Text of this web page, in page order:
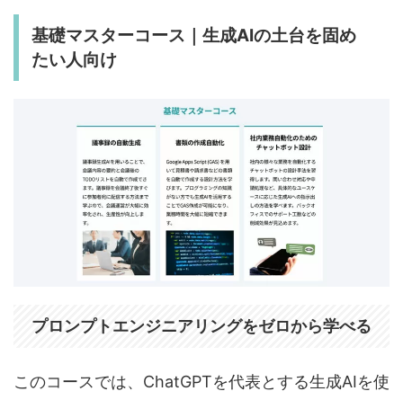
基礎マスターコース｜生成AIの土台を固め
たい人向け
プロンプトエンジニアリングをゼロから学べる
このコースでは、ChatGPTを代表とする生成AIを使